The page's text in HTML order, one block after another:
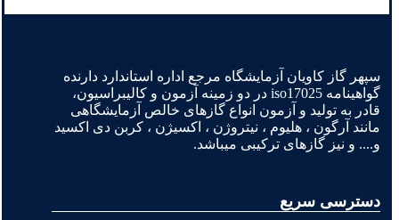
سپهر گاز کاویان آزمایشگاه مرجع اداره استاندارد دارنده
گواهینامه iso17025 در دو زمینه آزمون و کالیبراسیون،
قادر به تولید و آزمون انواع گازهای خالص آزمایشگاهی
مانند آرگون ، هلیوم ، نیتروژن ، اکسیژن ، کربن دی اکسید
و.... و نیز گازهای ترکیبی میباشد.
دسترسی سریع